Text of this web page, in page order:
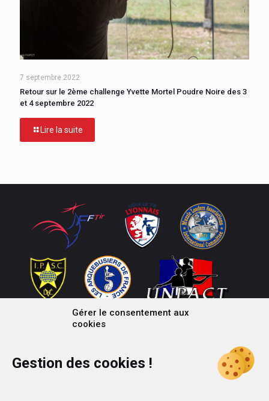
Gérer le consentement aux
cookies
Gestion des cookies !
7 septembre 2022
Retour sur le 2ème challenge Yvette Mortel Poudre Noire des 3
et 4 septembre 2022
Lire la suite